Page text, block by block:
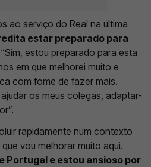
ao serviço do Real na última
estar preparado para
“Sim, estou preparado para esta
em que melhorei muito e
com fome de fazer mais.
os meus colegas, adaptar-
rapidamente num contexto
vou melhorar muito aqui.
Portugal e estou ansioso por